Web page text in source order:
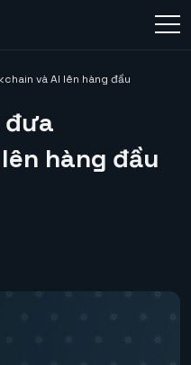
và AI lên hàng đầu
đưa
hàng đầu